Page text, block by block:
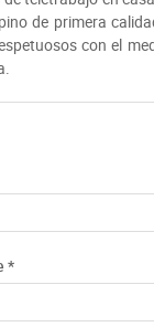
de primera
con el
*